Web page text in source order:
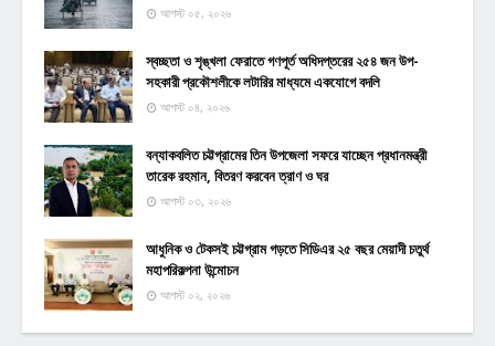
আগস্ট ০৫, ২০২৬
স্বচ্ছতা ও শৃঙ্খলা ফেরাতে গণপূর্ত অধিদপ্তরের ২৫৪ জন উপ-
সহকারী প্রকৌশলীকে লটারির মাধ্যমে একযোগে বদলি
আগস্ট ০৪, ২০২৬
বন্যাকবলিত চট্টগ্রামের তিন উপজেলা সফরে যাচ্ছেন প্রধানমন্ত্রী
তারেক রহমান, বিতরণ করবেন ত্রাণ ও ঘর
আগস্ট ০৩, ২০২৬
আধুনিক ও টেকসই চট্টগ্রাম গড়তে সিডিএর ২৫ বছর মেয়াদী চতুর্থ
মহাপরিকল্পনা উন্মোচন
আগস্ট ০২, ২০২৬